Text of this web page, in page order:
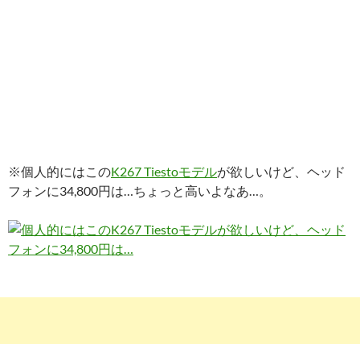
※個人的にはこのK267 Tiestoモデルが欲しいけど、ヘッド
フォンに34,800円は…ちょっと高いよなあ…。